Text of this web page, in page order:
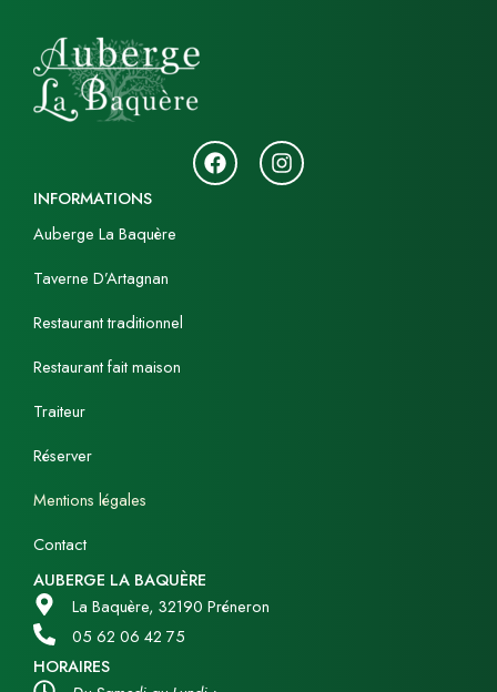
F
a
c
I
n
s
INFORMATIONS
Auberge La Baquère
Taverne D’Artagnan
Restaurant traditionnel
Restaurant fait maison
Traiteur
Réserver
Mentions légales
Contact
AUBERGE LA BAQUÈRE
La Baquère, 32190 Préneron
05 62 06 42 75
HORAIRES